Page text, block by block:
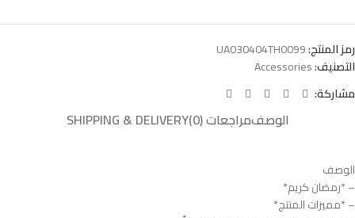
رمز المنتج:UA030404TH0099
التصنيف:Accessories
مشاركة:
الوصفمراجعات (0) SHIPPING & DELIVERY
الوصف
– *رمضان كريم*
– *مميزات المنتج*